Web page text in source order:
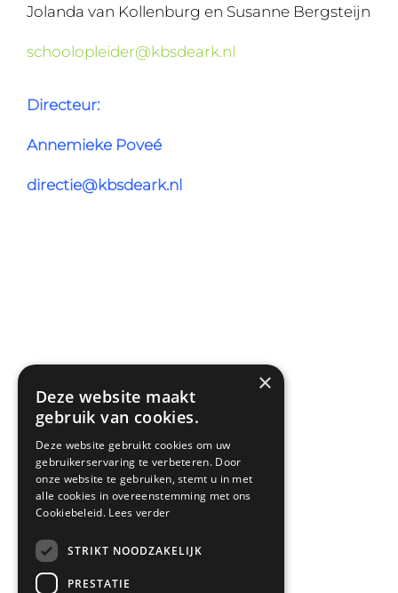
Jolanda van Kollenburg en Susanne Bergsteijn
schoolopleider@kbsdeark.nl
Directeur:
Annemieke Poveé
directie@kbsdeark.nl
×
Deze website maakt
gebruik van cookies.
Deze website gebruikt cookies om uw
gebruikerservaring te verbeteren. Door
onze website te gebruiken, stemt u in met
alle cookies in overeenstemming met ons
Cookiebeleid. Lees verder
STRIKT NOODZAKELIJK
PRESTATIE